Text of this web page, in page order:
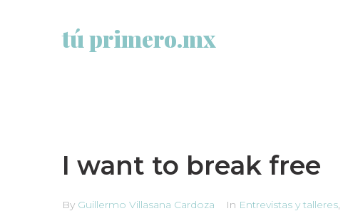
tú primero.mx
I want to break free
By Guillermo Villasana Cardoza In Entrevistas y talleres,